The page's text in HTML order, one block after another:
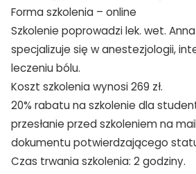
Forma szkolenia – online
Szkolenie poprowadzi lek. wet.
specjalizuje się w anestezjologii,
leczeniu bólu.
Koszt szkolenia wynosi 269 zł.
20% rabatu na szkolenie dla
przesłanie przed szkoleniem na
dokumentu potwierdzającego
Czas trwania szkolenia: 2 godziny.